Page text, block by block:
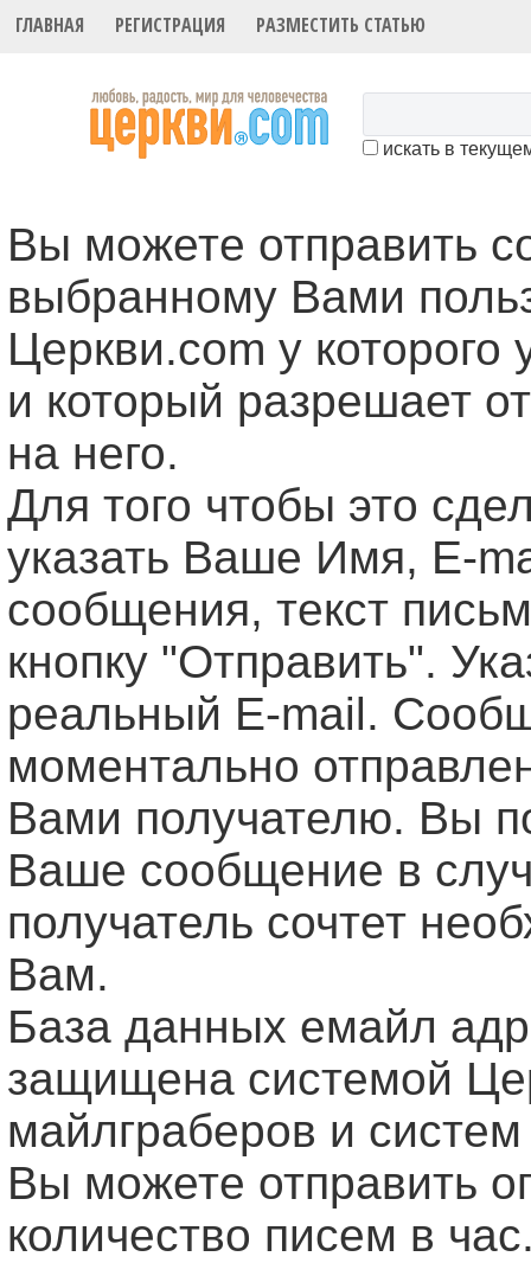
ГЛАВНАЯ РЕГИСТРАЦИЯ РАЗМЕСТИТЬ СТАТЬЮ
искать в
Вы можете отправить
выбранному Вами
Церкви.com у которого
и который разрешает
на него.
Для того чтобы это
указать Ваше Имя, Е-
сообщения, текст
кнопку "Отправить".
реальный E-mail.
моментально
Вами получателю. Вы
Ваше сообщение в
получатель сочтет
Вам.
База данных емайл
защищена системой
майлграберов и
Вы можете отправить
количество писем в